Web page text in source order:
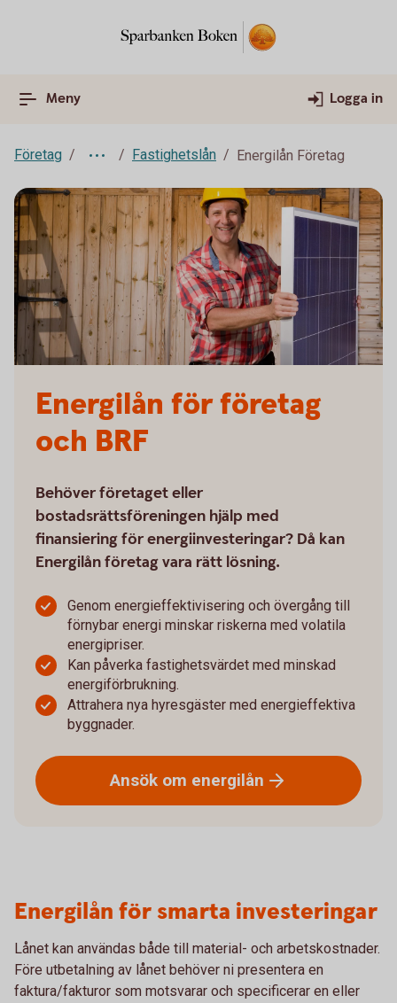
Meny Logga in
Företag Fastighetslån Energilån Företag
Energilån för företag
och BRF
Behöver företaget eller
bostadsrättsföreningen hjälp med
finansiering för energiinvesteringar? Då kan
Energilån företag vara rätt lösning.
Genom energieffektivisering och övergång till
förnybar energi minskar riskerna med volatila
energipriser.
Kan påverka fastighetsvärdet med minskad
energiförbrukning.
Attrahera nya hyresgäster med energieffektiva
byggnader.
Ansök om energilån
Energilån för smarta investeringar
Lånet kan användas både till material- och arbetskostnader.
Före utbetalning av lånet behöver ni presentera en
faktura/fakturor som motsvarar och specificerar en eller